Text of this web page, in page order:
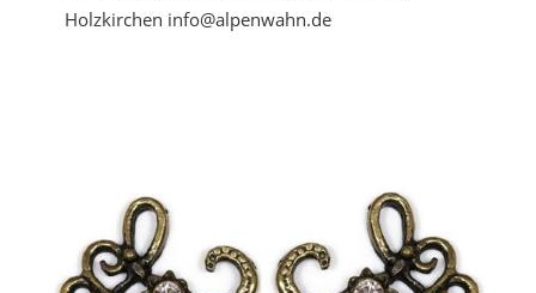
Holzkirchen info@alpenwahn.de